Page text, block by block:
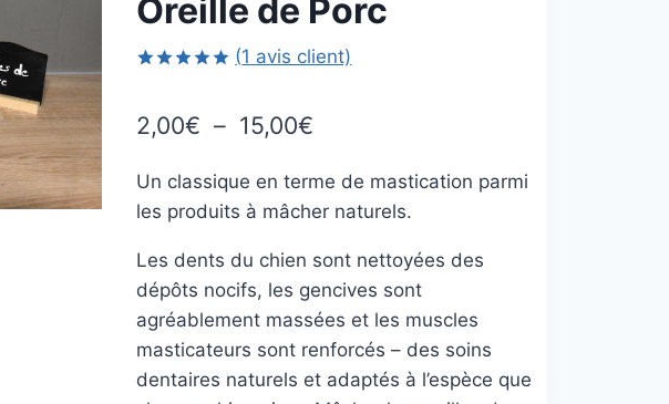
Oreille de Porc
sur
notation
(1 avis client)
2,00€ – 15,00€
prix :
à
15,00€
Un classique en terme de mastication parmi
les produits à mâcher naturels.
Les dents du chien sont nettoyées des
dépôts nocifs, les gencives sont
agréablement massées et les muscles
masticateurs sont renforcés – des soins
dentaires naturels et adaptés à l’espèce que